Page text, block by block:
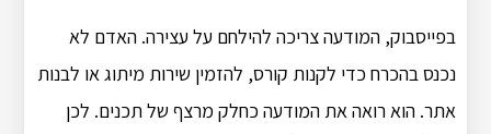
בפייסבוק, המודעה צריכה להילחם על עצירה. האדם לא
נכנס בהכרח כדי לקנות קורס, להזמין שירות מיתוג או לבנות
אתר. הוא רואה את המודעה כחלק מרצף של תכנים. לכן